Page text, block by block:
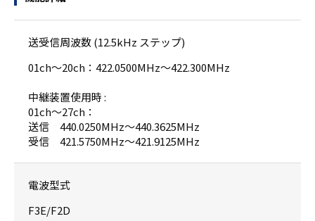
送受信周波数 (12.5kHz ステップ)
01ch～20ch：422.0500MHz～422.300MHz
中継装置使用時 :
01ch～27ch：
送信 440.0250MHz～440.3625MHz
受信 421.5750MHz～421.9125MHz
電波型式
F3E/F2D